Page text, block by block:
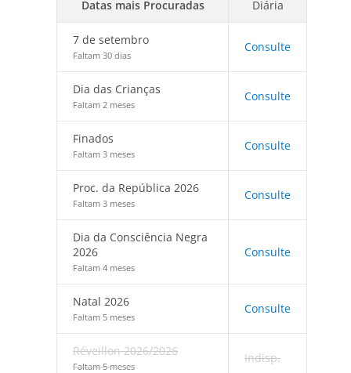
Datas mais Procuradas Diária
7 de setembro
Faltam 30 dias
Consulte
Dia das Crianças
Faltam 2 meses
Consulte
Finados
Faltam 3 meses
Consulte
Proc. da República 2026
Faltam 3 meses
Consulte
Dia da Consciência Negra
2026
Faltam 4 meses
Consulte
Natal 2026
Faltam 5 meses
Consulte
Réveillon 2026/2026
Faltam 5 meses
Indisp.